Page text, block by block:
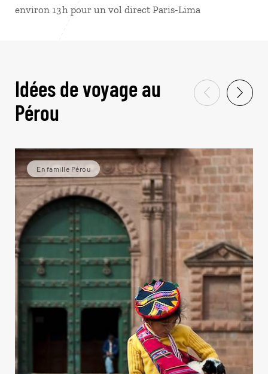
environ 13 h pour un vol direct Paris-Lima
Idées de voyage au
Pérou
En famille Pérou